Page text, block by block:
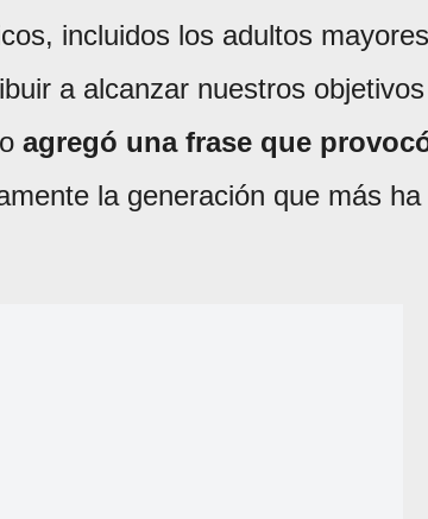
incluidos los adultos
a alcanzar nuestros objetivos
agregó una frase que
la generación que más ha